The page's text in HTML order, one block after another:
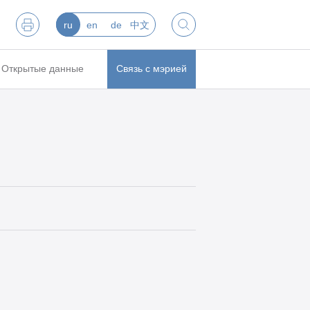
ru en de 中文
Открытые данные Связь с мэрией